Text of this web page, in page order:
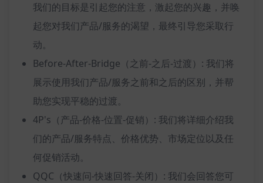
我们的目标是引起您的注意，激起您的兴趣，并唤
起您对我们产品/服务的渴望，最终引导您采取行
动。
Before-After-Bridge（之前-之后-过渡）: 我们将
展示使用我们产品/服务之前和之后的区别，并帮
助您实现平稳的过渡。
4P's（产品-价格-位置-促销）: 我们将详细介绍我
们的产品/服务特点、价格优势、市场定位以及任
何促销活动。
QQC（快速问-快速回答-关闭）: 我们会回答您可